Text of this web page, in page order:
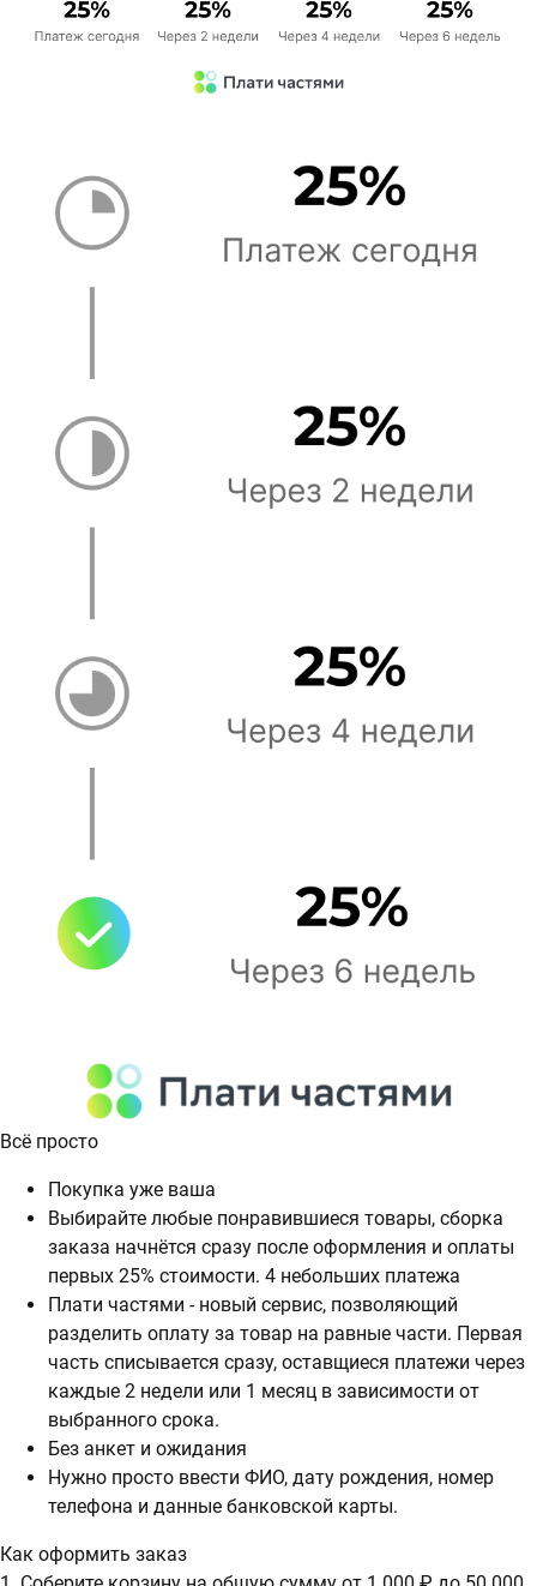
Всё просто
Покупка уже ваша
Выбирайте любые понравившиеся товары, сборка
заказа начнётся сразу после оформления и оплаты
первых 25% стоимости. 4 небольших платежа
Плати частями - новый сервис, позволяющий
разделить оплату за товар на равные части. Первая
часть списывается сразу, оставщиеся платежи через
каждые 2 недели или 1 месяц в зависимости от
выбранного срока.
Без анкет и ожидания
Нужно просто ввести ФИО, дату рождения, номер
телефона и данные банковской карты.
Как оформить заказ